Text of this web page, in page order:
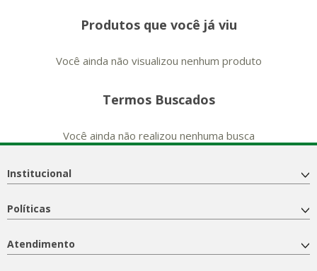
Produtos que você já viu
Você ainda não visualizou nenhum produto
Termos Buscados
Você ainda não realizou nenhuma busca
Institucional
Políticas
Atendimento